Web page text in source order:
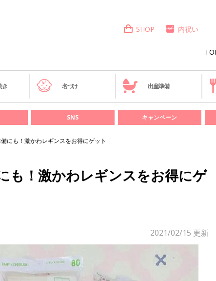
SHOP 内祝い
き 名づけ 出産準備
SNS キャンペーン
備にも！激かわレギンスをお得にゲット
も！激かわレギンスをお得にゲ
2021/02/15 更新